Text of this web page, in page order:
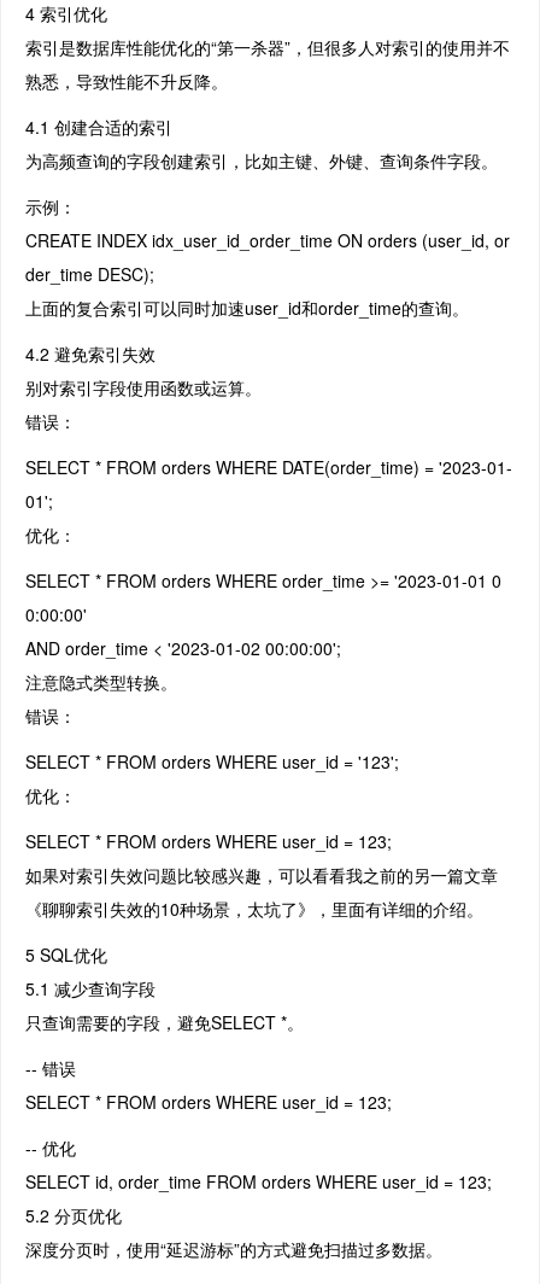
4 索引优化
索引是数据库性能优化的“第一杀器”，但很多人对索引的使用并不
熟悉，导致性能不升反降。
4.1 创建合适的索引
为高频查询的字段创建索引，比如主键、外键、查询条件字段。
示例：
CREATE INDEX idx_user_id_order_time ON orders (user_id, or
der_time DESC);
上面的复合索引可以同时加速user_id和order_time的查询。
4.2 避免索引失效
别对索引字段使用函数或运算。
错误：
SELECT * FROM orders WHERE DATE(order_time) = '2023-01-
01';
优化：
SELECT * FROM orders WHERE order_time >= '2023-01-01 0
0:00:00'
AND order_time < '2023-01-02 00:00:00';
注意隐式类型转换。
错误：
SELECT * FROM orders WHERE user_id = '123';
优化：
SELECT * FROM orders WHERE user_id = 123;
如果对索引失效问题比较感兴趣，可以看看我之前的另一篇文章
《聊聊索引失效的10种场景，太坑了》，里面有详细的介绍。
5 SQL优化
5.1 减少查询字段
只查询需要的字段，避免SELECT *。
-- 错误
SELECT * FROM orders WHERE user_id = 123;
-- 优化
SELECT id, order_time FROM orders WHERE user_id = 123;
5.2 分页优化
深度分页时，使用“延迟游标”的方式避免扫描过多数据。